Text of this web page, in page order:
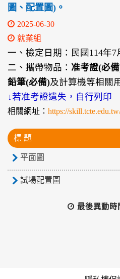
圖、配置圖)。
2025-06-30
就業組
一、檢定日期：民國114年7
二、攜帶物品： 准考證(必
鉛筆(必備)及計算機等相關
↓若准考證遺失，自行列印
相關網址： https://
標 題
平面圖
試場配置圖
最後異動時